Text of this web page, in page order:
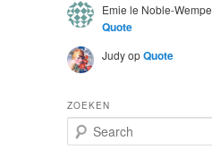
Emie le Noble-Wempe
Quote
JudyopQuote
ZOEKEN
e